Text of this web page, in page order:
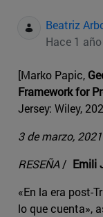
Beatriz
Hace 1
[Marko Papic,
Framework for
Jersey: Wiley,
3 de marzo, 2021
RESEÑA / Emili
«En la era post-
lo que cuenta»,